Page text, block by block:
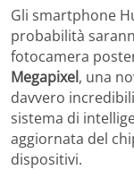
Gli smartphone
probabilità
fotocamera
Megapixel, una
davvero
sistema di
aggiornata del
dispositivi.